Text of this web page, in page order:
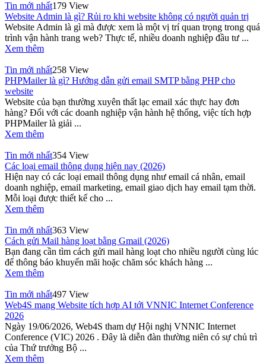
Tin mới nhất179 View
Website Admin là gì? Rủi ro khi website không có người quản trị
Website Admin là gì mà được xem là một vị trí quan trọng trong quá
trình vận hành trang web? Thực tế, nhiều doanh nghiệp đầu tư ...
Xem thêm
Tin mới nhất258 View
PHPMailer là gì? Hướng dẫn gửi email SMTP bằng PHP cho
website
Website của bạn thường xuyên thất lạc email xác thực hay đơn
hàng? Đối với các doanh nghiệp vận hành hệ thống, việc tích hợp
PHPMailer là giải ...
Xem thêm
Tin mới nhất354 View
Các loại email thông dụng hiện nay (2026)
Hiện nay có các loại email thông dụng như email cá nhân, email
doanh nghiệp, email marketing, email giao dịch hay email tạm thời.
Mỗi loại được thiết kế cho ...
Xem thêm
Tin mới nhất363 View
Cách gửi Mail hàng loạt bằng Gmail (2026)
Bạn đang cần tìm cách gửi mail hàng loạt cho nhiều người cùng lúc
để thông báo khuyến mãi hoặc chăm sóc khách hàng ...
Xem thêm
Tin mới nhất497 View
Web4S mang Website tích hợp AI tới VNNIC Internet Conference
2026
Ngày 19/06/2026, Web4S tham dự Hội nghị VNNIC Internet
Conference (VIC) 2026 . Đây là diễn đàn thường niên có sự chủ trì
của Thứ trưởng Bộ ...
Xem thêm